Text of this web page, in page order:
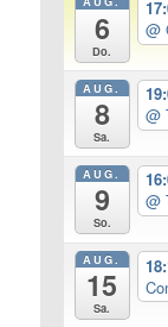
6
Do.
@
AUG.
8
Sa.
@
AUG.
9
So.
@
AUG.
15
Sa.